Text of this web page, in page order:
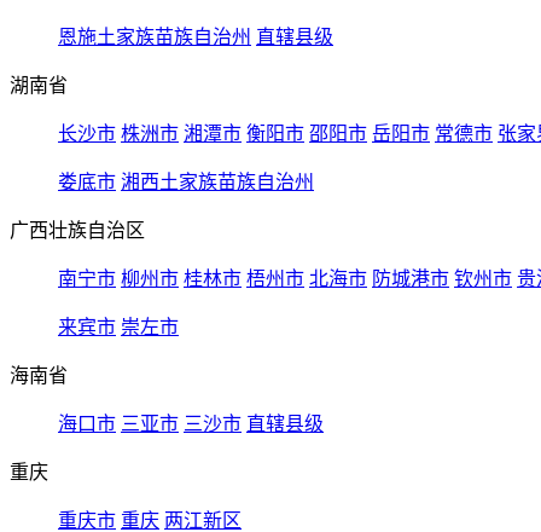
恩施土家族苗族自治州 直辖县级
湖南省
长沙市 株洲市 湘潭市 衡阳市 邵阳市 岳阳市 常德市 张家
娄底市 湘西土家族苗族自治州
广西壮族自治区
南宁市 柳州市 桂林市 梧州市 北海市 防城港市 钦州市 贵
来宾市 崇左市
海南省
海口市 三亚市 三沙市 直辖县级
重庆
重庆市 重庆 两江新区